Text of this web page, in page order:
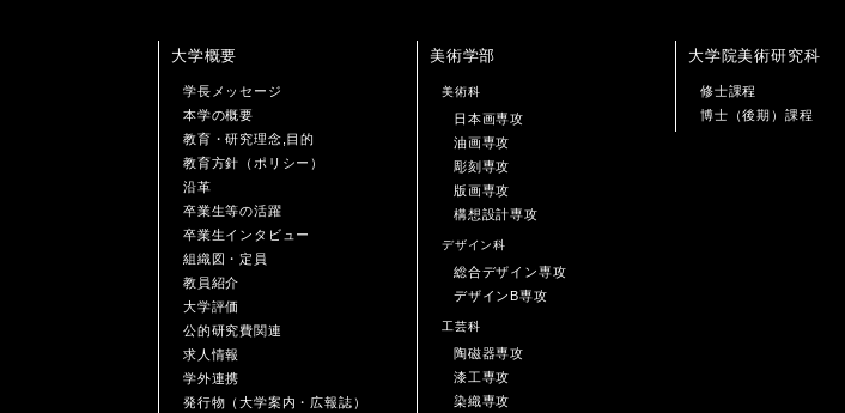
大学概要
学長メッセージ
本学の概要
教育・研究理念,目的
教育方針（ポリシー）
沿革
卒業生等の活躍
卒業生インタビュー
組織図・定員
教員紹介
大学評価
公的研究費関連
求人情報
学外連携
発行物（大学案内・広報誌）
美術学部
美術科
日本画専攻
油画専攻
彫刻専攻
版画専攻
構想設計専攻
デザイン科
総合デザイン専攻
デザインB専攻
工芸科
陶磁器専攻
漆工専攻
染織専攻
大学院美術研究科
修士課程
博士（後期）課程